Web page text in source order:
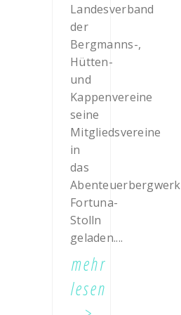
Landesverband
der
Bergmanns-,
Hütten-
und
Kappenvereine
seine
Mitgliedsvereine
in
das
Abenteuerbergwerk
Fortuna-
Stolln
geladen....
mehr
lesen